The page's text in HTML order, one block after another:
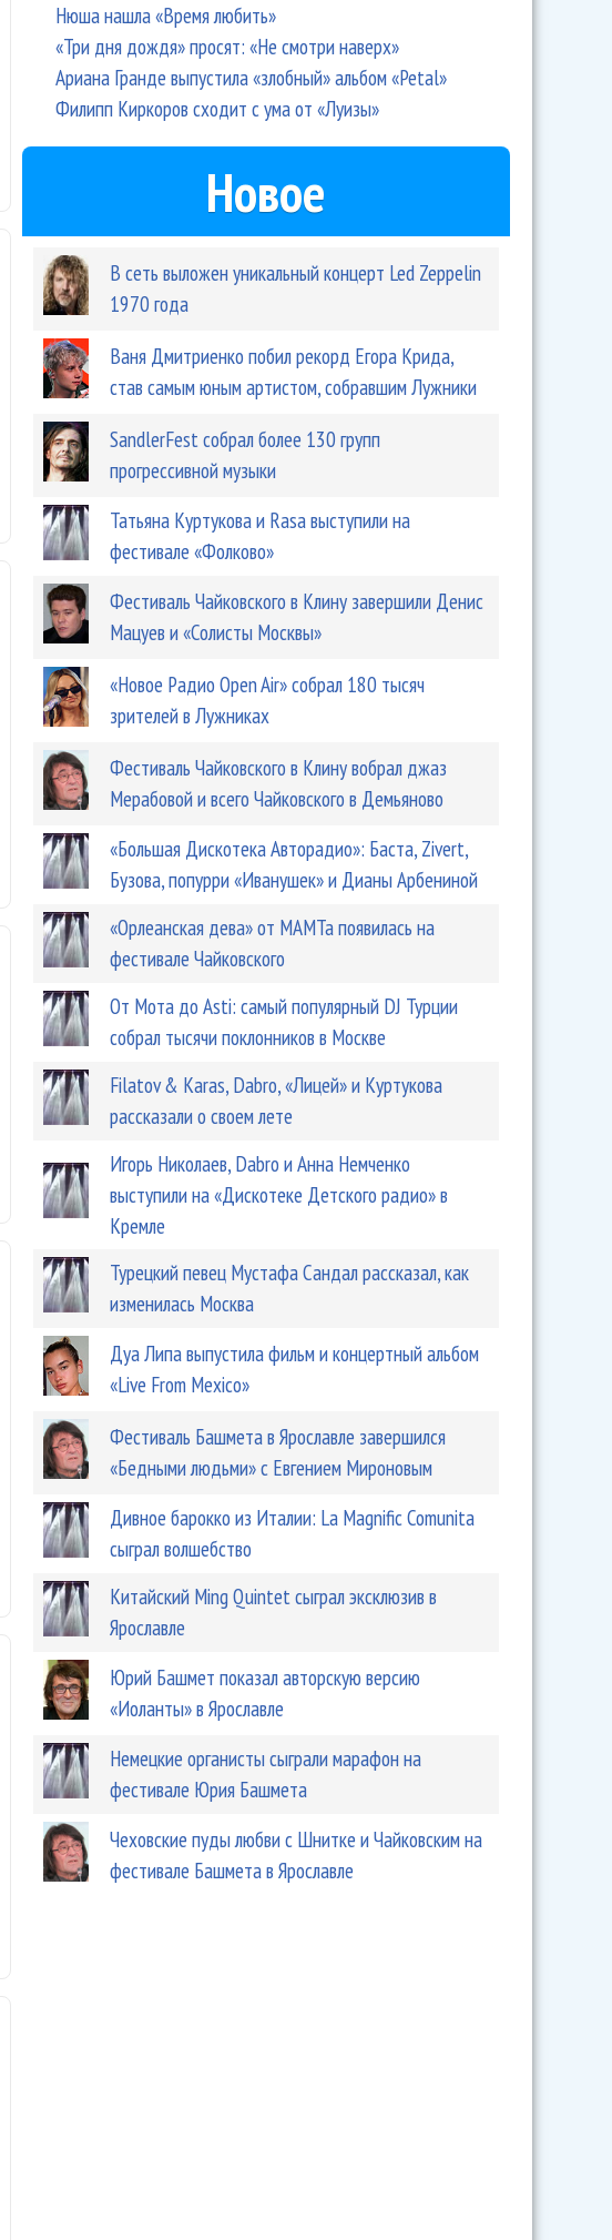
о "Тату" и "Фабрика" выступили в пижамах
о Диму Билана англичане перепутали с Басковым
о "Старый Новый рок 2006" начался с "Любочки" Маши Макаровой
о Кровавая песня Жанны Фриске
о Абрамович устроил в театре кутеж с Массквой и Биланом
Нюша нашла «Время любить»
«Три дня дождя» просят: «Не смотри наверх»
Ариана Гранде выпустила «злобный» альбом «Petal»
Филипп Киркоров сходит с ума от «Луизы»
Новое
В сеть выложен уникальный концерт Led Zeppelin
1970 года
Ваня Дмитриенко побил рекорд Егора Крида,
став самым юным артистом, собравшим Лужники
SandlerFest собрал более 130 групп
прогрессивной музыки
Татьяна Куртукова и Rasa выступили на
фестивале «Фолково»
Фестиваль Чайковского в Клину завершили Денис
Мацуев и «Солисты Москвы»
«Новое Радио Open Air» собрал 180 тысяч
зрителей в Лужниках
Фестиваль Чайковского в Клину вобрал джаз
Мерабовой и всего Чайковского в Демьяново
«Большая Дискотека Авторадио»: Баста, Zivert,
Бузова, попурри «Иванушек» и Дианы Арбениной
«Орлеанская дева» от МАМТа появилась на
фестивале Чайковского
От Мота до Asti: самый популярный DJ Турции
собрал тысячи поклонников в Москве
Filatov & Karas, Dabro, «Лицей» и Куртукова
рассказали о своем лете
Игорь Николаев, Dabro и Анна Немченко
выступили на «Дискотеке Детского радио» в
Кремле
Турецкий певец Мустафа Сандал рассказал, как
изменилась Москва
Дуа Липа выпустила фильм и концертный альбом
«Live From Mexico»
Фестиваль Башмета в Ярославле завершился
«Бедными людьми» с Евгением Мироновым
Дивное барокко из Италии: La Magnific Comunita
сыграл волшебство
Китайский Ming Quintet сыграл эксклюзив в
Ярославле
Юрий Башмет показал авторскую версию
«Иоланты» в Ярославле
Немецкие органисты сыграли марафон на
фестивале Юрия Башмета
Чеховские пуды любви с Шнитке и Чайковским на
фестивале Башмета в Ярославле